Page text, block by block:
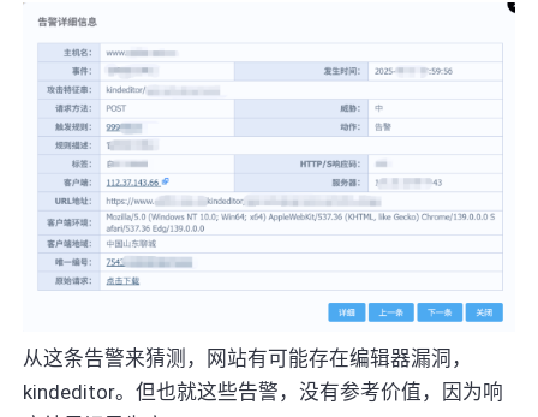
从这条告警来猜测，网站有可能存在编辑器漏洞，
kindeditor。但也就这些告警，没有参考价值，因为响